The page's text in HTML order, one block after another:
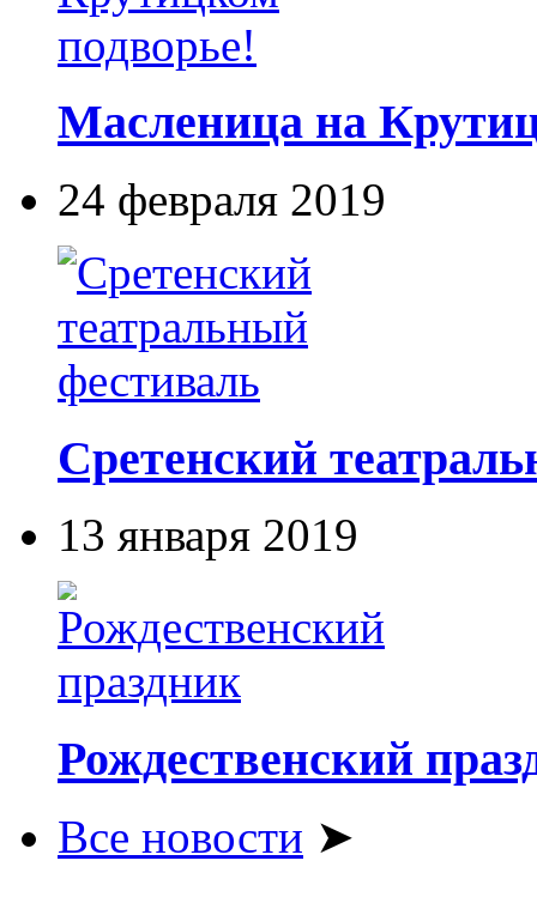
Масленица на
24 февраля 2019
Сретенский
13 января 2019
Рождественский
Все новости ➤